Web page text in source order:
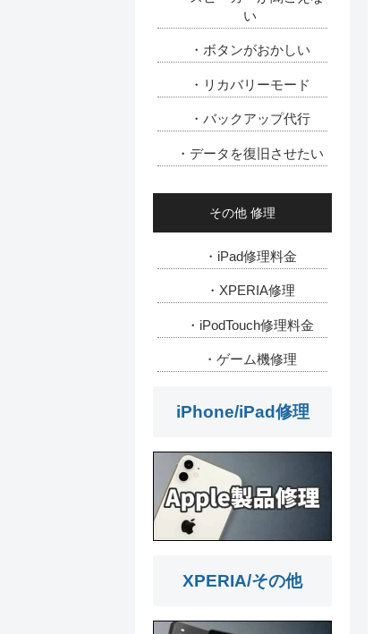
い
・ボタンがおかしい
・リカバリーモード
・バックアップ代行
・データを復旧させたい
その他 修理
・iPad修理料金
・XPERIA修理
・iPodTouch修理料金
・ゲーム機修理
iPhone/iPad修理
XPERIA/その他